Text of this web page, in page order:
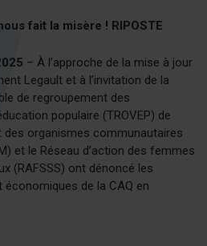
fait la misère ! RIPOSTE
– À l’approche de la mise à jour
Legault et à l’invitation de la
de regroupement des
populaire (TROVEP) de
des organismes communautaires
et le Réseau d’action des femmes
(RAFSSS) ont dénoncé les
de la CAQ en